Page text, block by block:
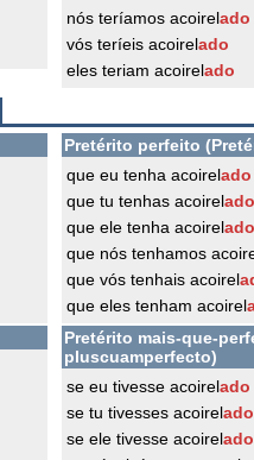
nós teríamos acoirelado
vós teríeis acoirelado
eles teriam acoirelado
Pretérito perfeito
que eu tenha acoirelado
que tu tenhas acoirelado
que ele tenha acoirelado
que nós tenhamos
que vós tenhais acoirel
que eles tenham acoirel
Pretérito mais-que-
pluscuamperfecto)
se eu tivesse acoirelado
se tu tivesses acoirelado
se ele tivesse acoirelado